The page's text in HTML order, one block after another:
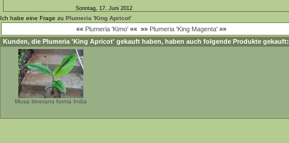
Sonntag, 17. Juni 2012
Ich habe eine Frage zu Plumeria 'King Apricot'
«« Plumeria 'Kimo' «« »» Plumeria 'King Magenta' »»
Kunden, die Plumeria 'King Apricot' gekauft haben, haben auch folgende Produkte gekauft:
Musa itinerans forma India